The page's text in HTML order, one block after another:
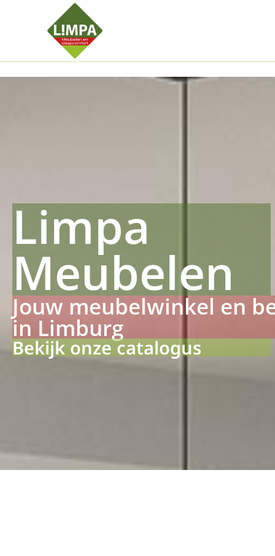
Anhangerma Sommersch
Limpa
Meubelen
Jouw meubelwinkel en
in Limburg
Bekijk onze catalogus